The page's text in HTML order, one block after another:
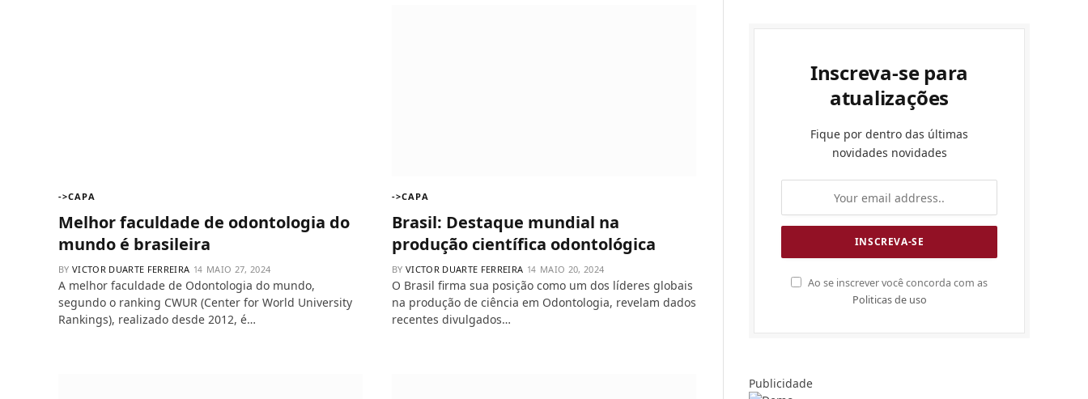
->CAPA
Melhor faculdade de odontologia do
mundo é brasileira
BY VICTOR DUARTE FERREIRA MAIO 27, 2024
A melhor faculdade de Odontologia do mundo,
segundo o ranking CWUR (Center for World University
Rankings), realizado desde 2012, é…
->CAPA
Brasil: Destaque mundial na
produção científica odontológica
BY VICTOR DUARTE FERREIRA MAIO 20, 2024
O Brasil firma sua posição como um dos líderes globais
na produção de ciência em Odontologia, revelam dados
recentes divulgados…
Inscreva-se para
atualizações
Fique por dentro das últimas
novidades novidades
Ao se inscrever você concorda com as
Politicas de uso
Publicidade